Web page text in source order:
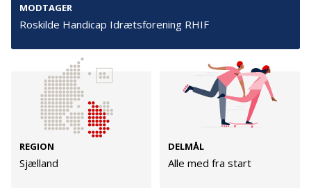
MODTAGER
Roskilde Handicap Idrætsforening RHIF
REGION
Sjælland
DELMÅL
Alle med fra start
TryghedsGruppen
T: 45 26 08 26
info@tryghedsgruppen.dk
Fakturering
Kontakt os
Presse
Cookies